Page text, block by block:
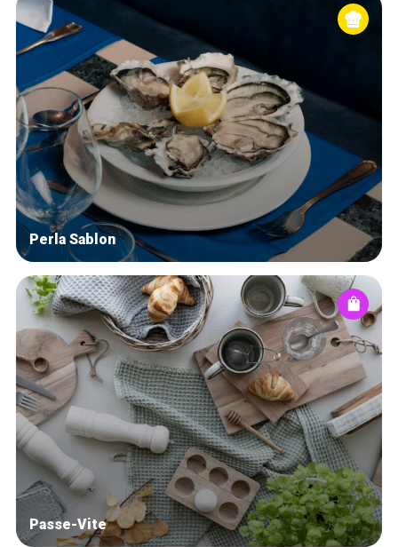
Home
De beste adressen
Blog
Winkelwijken
Tops 10
De ambachtslieden
Over ons
Perla Sablon
Passe-Vite